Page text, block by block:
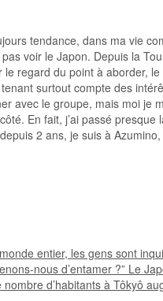
tendance, dans ma vie
voir le Japon. Depuis la
du point à aborder,
surtout compte des
le groupe, mais moi je
En fait, j’ai passé
2 ans, je suis à
entier, les gens sont
nous d’entamer ?” Le
d’habitants à Tôkyô